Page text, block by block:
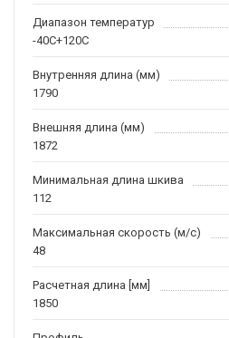
Диапазон температур
-40С+120С
Внутренняя длина (мм)
1790
Внешняя длина (мм)
1872
Минимальная длина шкива
112
Максимальная скорость (м/c)
48
Расчетная длина [мм]
1850